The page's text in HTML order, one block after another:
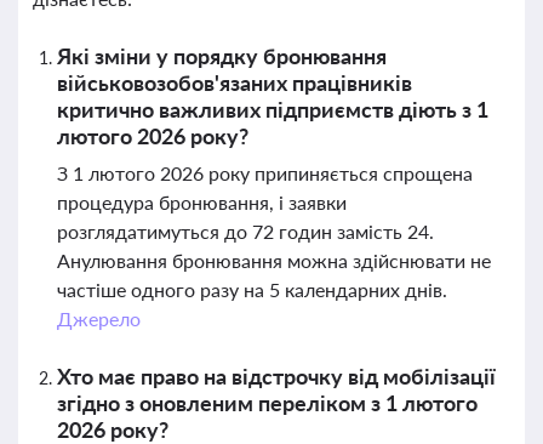
Які зміни у порядку бронювання
військовозобов'язаних працівників
критично важливих підприємств діють з 1
лютого 2026 року?
З 1 лютого 2026 року припиняється спрощена
процедура бронювання, і заявки
розглядатимуться до 72 годин замість 24.
Анулювання бронювання можна здійснювати не
частіше одного разу на 5 календарних днів.
Джерело
Хто має право на відстрочку від мобілізації
згідно з оновленим переліком з 1 лютого
2026 року?